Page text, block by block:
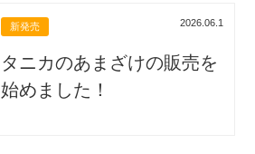
新発売 2026.06.1
タニカのあまざけの販売を
始めました！